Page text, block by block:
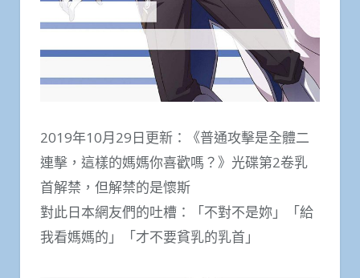
2019年10月29日更新：《普通攻擊是全體二
連擊，這樣的媽媽你喜歡嗎？》光碟第2卷乳
首解禁，但解禁的是懷斯
對此日本網友們的吐槽：「不對不是妳」「給
我看媽媽的」「才不要貧乳的乳首」